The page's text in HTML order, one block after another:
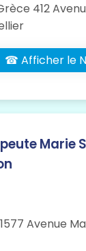
412
☎ Afficher le
Marie
Avenue